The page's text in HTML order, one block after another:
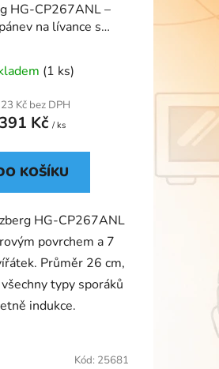
HG-CP267ANL –
na lívance s
zvířátek
(1 ks)
Kč bez DPH
391 Kč/ ks
KOŠÍKU
HG-CP267ANL
povrchem a 7
Průměr 26 cm,
typy sporáků
indukce.
Kód: 25681